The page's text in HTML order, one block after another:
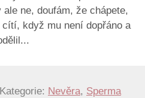
ne, doufám, že chápete,
když mu není dopřáno a
Nevěra, Sperma